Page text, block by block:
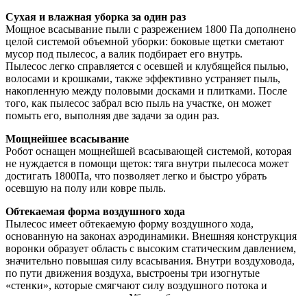
Сухая и влажная уборка за один раз
Мощное всасывание пыли с разрежением 1800 Па дополнено
целой системой объемной уборки: боковые щетки сметают
мусор под пылесос, а валик подбирает его внутрь.
Пылесос легко справляется с осевшей и клубящейся пылью,
волосами и крошками, также эффективно устраняет пыль,
накопленную между половыми досками и плитками. После
того, как пылесос забрал всю пыль на участке, он может
помыть его, выполняя две задачи за один раз.
Мощнейшее всасывание
Робот оснащен мощнейшей всасывающей системой, которая
не нуждается в помощи щеток: тяга внутри пылесоса может
достигать 1800Па, что позволяет легко и быстро убрать
осевшую на полу или ковре пыль.
Обтекаемая форма воздушного хода
Пылесос имеет обтекаемую форму воздушного хода,
основанную на законах аэродинамики. Внешняя конструкция
воронки образует область с высоким статическим давлением,
значительно повышая силу всасывания. Внутри воздуховода,
по пути движения воздуха, выстроены три изогнутые
«стенки», которые смягчают силу воздушного потока и